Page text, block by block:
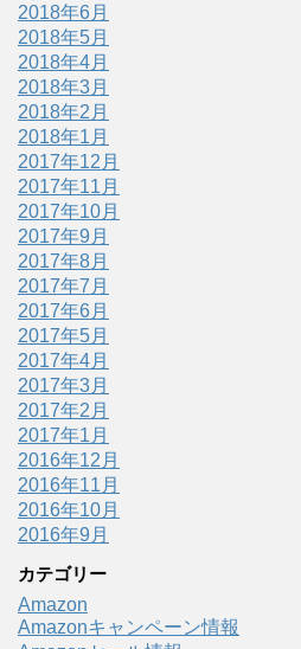
2018年6月
2018年5月
2018年4月
2018年3月
2018年2月
2018年1月
2017年12月
2017年11月
2017年10月
2017年9月
2017年8月
2017年7月
2017年6月
2017年5月
2017年4月
2017年3月
2017年2月
2017年1月
2016年12月
2016年11月
2016年10月
2016年9月
カテゴリー
Amazon
Amazonキャンペーン情報